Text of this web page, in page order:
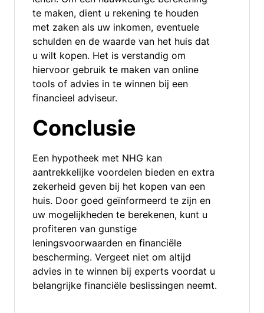
te maken, dient u rekening te houden
met zaken als uw inkomen, eventuele
schulden en de waarde van het huis dat
u wilt kopen. Het is verstandig om
hiervoor gebruik te maken van online
tools of advies in te winnen bij een
financieel adviseur.
Conclusie
Een hypotheek met NHG kan
aantrekkelijke voordelen bieden en extra
zekerheid geven bij het kopen van een
huis. Door goed geïnformeerd te zijn en
uw mogelijkheden te berekenen, kunt u
profiteren van gunstige
leningsvoorwaarden en financiële
bescherming. Vergeet niet om altijd
advies in te winnen bij experts voordat u
belangrijke financiële beslissingen neemt.